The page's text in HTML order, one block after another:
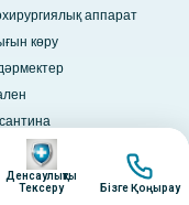
аппарат
көру
бейне
Денсаулықты
Тексеру
бейне
Бізге Қоңырау